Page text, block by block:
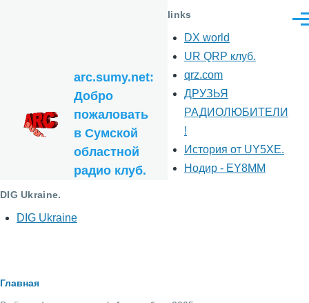
Перейти к основному содержанию
arc.sumy.net:
Добро
пожаловать
в Сумской
областной
радио клуб.
links
DX world
UR QRP клуб.
qrz.com
ДРУЗЬЯ
РАДИОЛЮБИТЕЛИ
!
История от UY5XE.
Нодир - EY8MM
DIG Ukraine.
DIG Ukraine
Строка
Главная